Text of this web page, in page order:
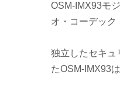
OSM-IMX93モ
オ・コーデック
独立したセキ
たOSM-IMX93